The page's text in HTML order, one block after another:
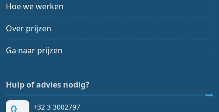
Hoe we werken
Over prijzen
Ga naar prijzen
Hulp of advies nodig?
+32 3 3002797